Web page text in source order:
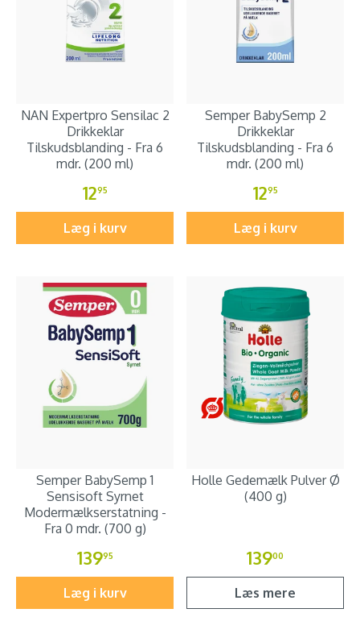
NAN Expertpro Sensilac 2
Drikkeklar
Tilskudsblanding - Fra 6
mdr. (200 ml)
1295
Læg i kurv
Semper BabySemp 2
Drikkeklar
Tilskudsblanding - Fra 6
mdr. (200 ml)
1295
Læg i kurv
Semper BabySemp 1
Sensisoft Syrnet
Modermælkserstatning -
Fra 0 mdr. (700 g)
13995
Læg i kurv
Holle Gedemælk Pulver Ø
(400 g)
13900
Læs mere